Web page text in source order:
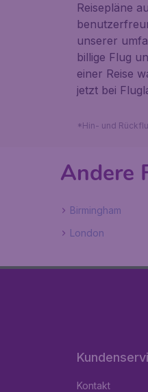
Reisepläne
unserer
billige Flug
einer Reise
jetzt bei
*Hin- und
Andere
Birmingham
London
Kontakt